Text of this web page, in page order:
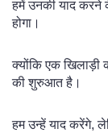
हमें उनकी याद करने
होगा।
क्योंकि एक खिलाड़ी
की शुरुआत है।
हम उन्हें याद करेंगे,